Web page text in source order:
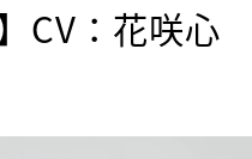
CV：花咲心